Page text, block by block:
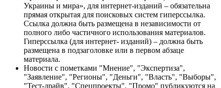
Украины и мира», для интернет-изданий – обязательна
прямая открытая для поисковых систем гиперссылка.
Ссылка должна быть размещена в независимости от
полного либо частичного использования материалов.
Гиперссылка (для интернет- изданий) – должна быть
размещена в подзаголовке или в первом абзаце
материала.
Новости с пометками "Мнение", "Экспертиза",
"Заявление", "Регионы", "Деньги", "Власть", "Выборы",
"Тест-драйв", "Спецпроекты", "Промо" публикуются на